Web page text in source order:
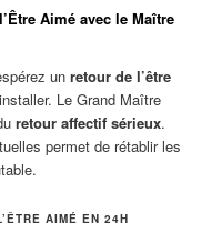
Aimé avec le Maître
unretour de l’être
Le Grand Maître
retour affectif sérieux.
permet de rétablir les
AIMÉ EN 24H